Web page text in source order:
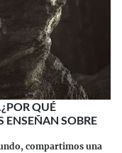
QUÉ
SOBRE
compartimos una